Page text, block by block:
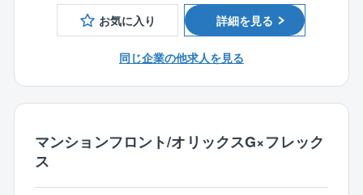
■管理員、清掃員、協力会社、関係部署とのやりとり
■修繕計画などの企画提案
■予算・決算のサポート
務と内勤のデスクワーク(書類作成、各種手配・調整等)
は半々程度の割合です。
また担当物件数を10棟程度に設定し1人当たりの担当物
■宅地建物取引士
お気に入り 詳細を見る
同じ企業の他求人を見る
マンションフロント/オリックスG×フレック
ス